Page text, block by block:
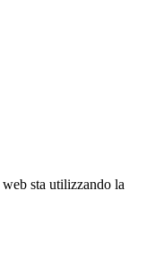
sta utilizzando la